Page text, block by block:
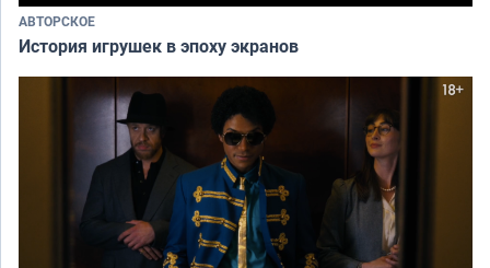
АВТОРСКОЕ
История игрушек в эпоху экранов